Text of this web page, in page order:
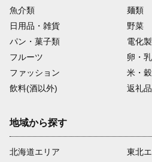
魚介類
麺類
日用品・雑貨
野菜
パン・菓子類
電化
フルーツ
卵・
ファッション
米・
飲料(酒以外)
返礼
地域から探す
北海道エリア
東北